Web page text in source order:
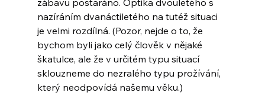
zábavu postaráno. Optika dvouletého s
nazíráním dvanáctiletého na tutéž situaci
je velmi rozdílná. (Pozor, nejde o to, že
bychom byli jako celý člověk v nějaké
škatulce, ale že v určitém typu situací
sklouzneme do nezralého typu prožívání,
který neodpovídá našemu věku.)